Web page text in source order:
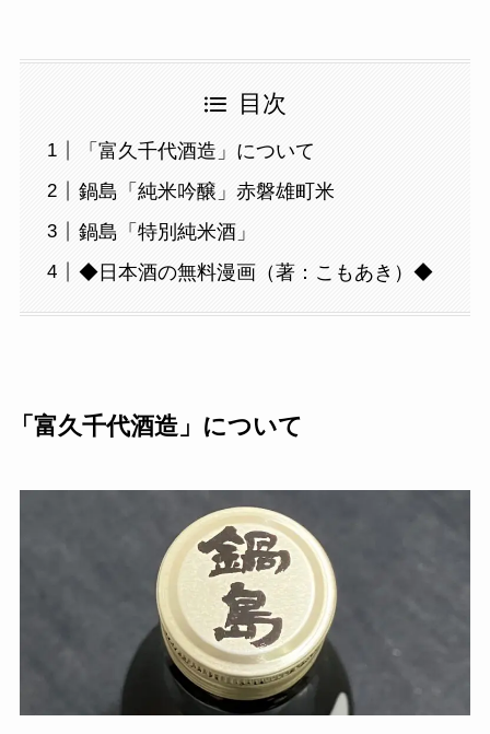
目次
「富久千代酒造」について
鍋島「純米吟醸」赤磐雄町米
鍋島「特別純米酒」
◆日本酒の無料漫画（著：こもあき）◆
「富久千代酒造」について